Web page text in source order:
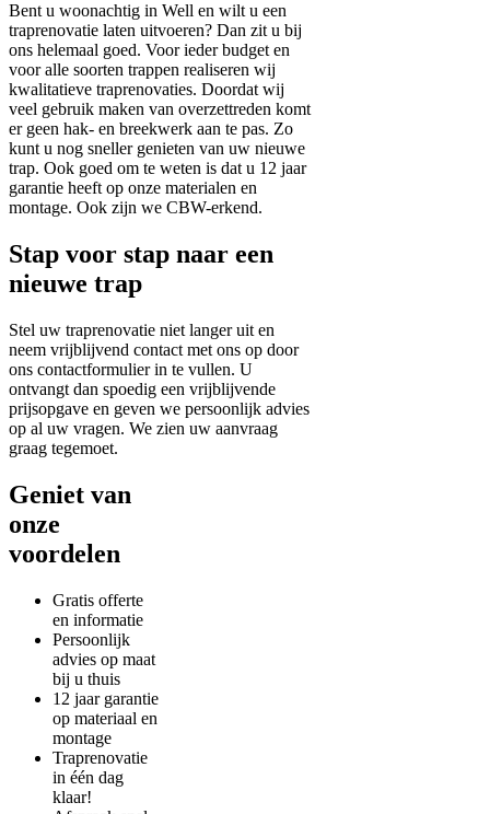
Bent u woonachtig in Well en wilt u een
traprenovatie laten uitvoeren? Dan zit u bij
ons helemaal goed. Voor ieder budget en
voor alle soorten trappen realiseren wij
kwalitatieve traprenovaties. Doordat wij
veel gebruik maken van overzettreden komt
er geen hak- en breekwerk aan te pas. Zo
kunt u nog sneller genieten van uw nieuwe
trap. Ook goed om te weten is dat u 12 jaar
garantie heeft op onze materialen en
montage. Ook zijn we CBW-erkend.
Stap voor stap naar een
nieuwe trap
Stel uw traprenovatie niet langer uit en
neem vrijblijvend contact met ons op door
ons contactformulier in te vullen. U
ontvangt dan spoedig een vrijblijvende
prijsopgave en geven we persoonlijk advies
op al uw vragen. We zien uw aanvraag
graag tegemoet.
Geniet van
onze
voordelen
Gratis offerte
en informatie
Persoonlijk
advies op maat
bij u thuis
12 jaar garantie
op materiaal en
montage
Traprenovatie
in één dag
klaar!